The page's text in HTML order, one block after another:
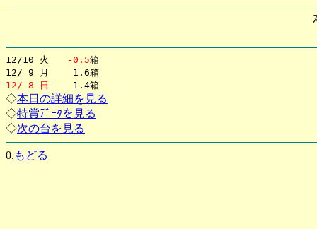
12/10 火 -0.5箱
12/ 9 月 1.6箱
12/ 8 日
1.4箱
◇本日の詳細を見る
◇特賞ﾃﾞｰﾀを見る
◇次の台を見る
0. もどる